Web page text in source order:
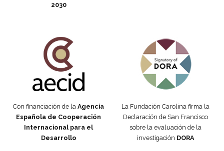
2030
Con financiación de la Agencia
Española de Cooperación
Internacional para el
Desarrollo
La Fundación Carolina firma la
Declaración de San Francisco
sobre la evaluación de la
investigación DORA